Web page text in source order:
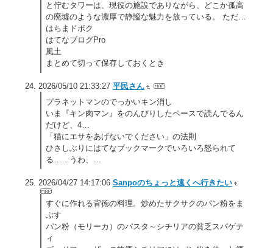
と佇むタワーは、現役の施設でありながら、どこか孤高
の廃墟のような濃厚で静謐な魅力を放っている。 ただ…
はちまドボク
はてなブログPro
風土
まとめて切って保存しておくとき
2026/05/10 21:33:27 平民さん
プラネットマンのでっかいキン消し
いま『キン肉マン』をのんびりしたペースで読んでるん
だけど、4…
「猫にエサをあげないでください」の法則
ひさしぶりにはてなブックマークでいろいろ怒られて
る……うわ、…
2026/04/27 14:17:06 Sanpoのちょっと遠くへ行きたい
すぐに作れる背徳の料理。炒めたサクサクのパン粉をま
ぶす
パン粉（モリーカ）のパスタ～シチリアの貧乏スパゲテ
ィ